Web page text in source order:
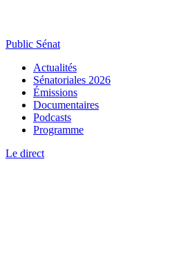
Public Sénat
Actualités
Sénatoriales 2026
Émissions
Documentaires
Podcasts
Programme
Le direct